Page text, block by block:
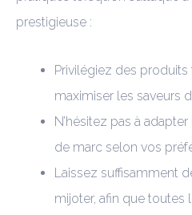
prestigieuse :
Privilégiez des
maximiser les saveurs
N’hésitez pas à
de marc selon vos
Laissez suffisamment
mijoter, afin que toutes